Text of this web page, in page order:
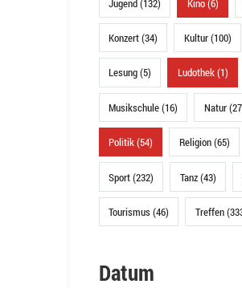
Jugend (132) Kino (6)
Konzert (34) Kultur (100)
Lesung (5) Ludothek (1)
Musikschule (16) Natur
Politik (54) Religion (65)
Sport (232) Tanz (43)
Tourismus (46) Treffen
Datum